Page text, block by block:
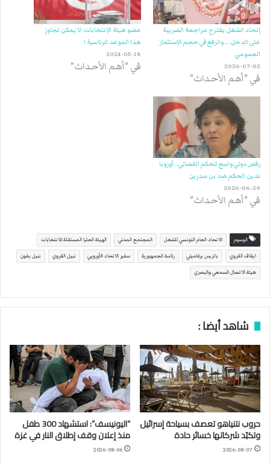
إتحاد الشغل يقترح مراجعة الضريبة
على الدخل … والرفع في حجم الإستثمار
العمومي
2026-07-02
في "أهم الأحداث"
عضو هيئة الإنتخابات: لا يمكن تجاوز
هذا الموعد للرئاسية !
2024-05-18
في "أهم الأحداث"
رفض دولي واسع للحكم القضائي.. أوروبا
تدين الحكم ضد بن سدرين
2026-06-29
في "أهم الأحداث"
الوسوم الاتحاد العام التونسي للشغل المجتمع المدني الهيئة العليا المستقلة للانتخابات
ايقاف القروي باتريس برغاميني رئاسة الجمهورية سفير الاتحاد الأوروبي نبيل القروي نبيل بفون
هيئة الاتصال السمعي والبصري
شاهد أيضا :
حروب نتنياهو تعصف بسياحة إسرائيل
وتكبّد شركاتها خسائر حادة
2026-08-07
“اليونيسف”: استشهاد 300 طفل
منذ إعلان وقف إطلاق النار في غزة
2026-08-06